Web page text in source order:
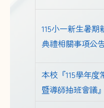
115小一新生暑
典禮相關事項公
本校『115學年
暨導師抽班會議